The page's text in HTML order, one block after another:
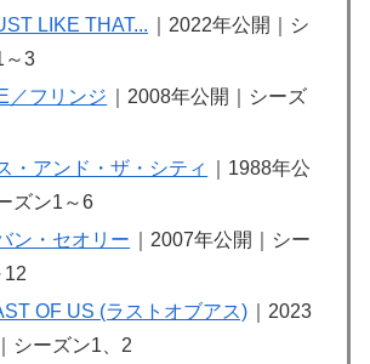
LIKE THAT...
｜2022年公開｜シ
～3
／フリンジ
｜2008年公開｜シーズ
・アンド・ザ・シティ
｜1988年公
ズン1～6
ン・セオリー
｜2007年公開｜シー
12
OF US (ラストオブアス) ｜2023
シーズン1、2